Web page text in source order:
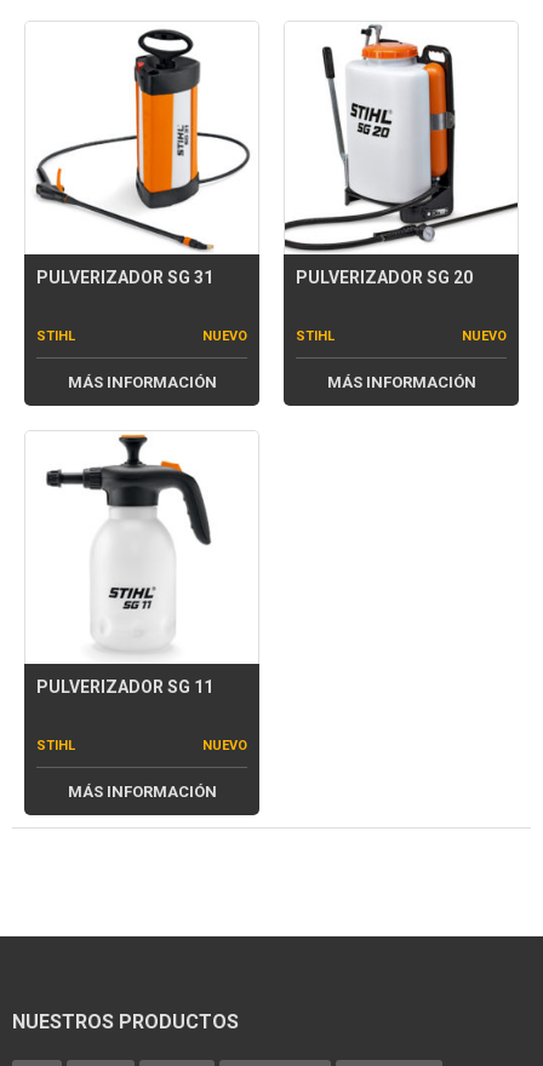
PULVERIZADOR SG 31
STIHL NUEVO
MÁS INFORMACIÓN
PULVERIZADOR SG 20
STIHL NUEVO
MÁS INFORMACIÓN
PULVERIZADOR SG 11
STIHL NUEVO
MÁS INFORMACIÓN
NUESTROS PRODUCTOS